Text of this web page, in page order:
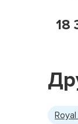
EAN:
18